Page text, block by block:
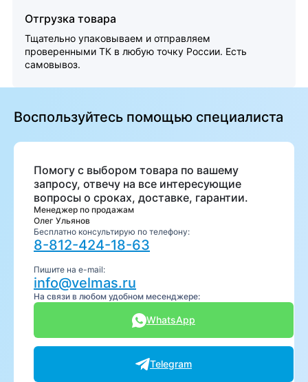
Отгрузка товара
Тщательно упаковываем и отправляем
проверенными ТК в любую точку России. Есть
самовывоз.
Воспользуйтесь помощью специалиста
Помогу с выбором товара по вашему
запросу, отвечу на все интересующие
вопросы о сроках, доставке, гарантии.
Менеджер по продажам
Олег Ульянов
Бесплатно консультирую по телефону:
8-812-424-18-63
Пишите на e-mail:
info@velmas.ru
На связи в любом удобном месенджере:
WhatsApp
Telegram